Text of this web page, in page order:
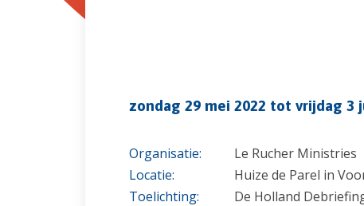
zondag 29 mei 2022 tot vrijdag 3
Organisatie:
Le Rucher Ministries
Locatie:
Huize de Parel in
Toelichting:
De Holland